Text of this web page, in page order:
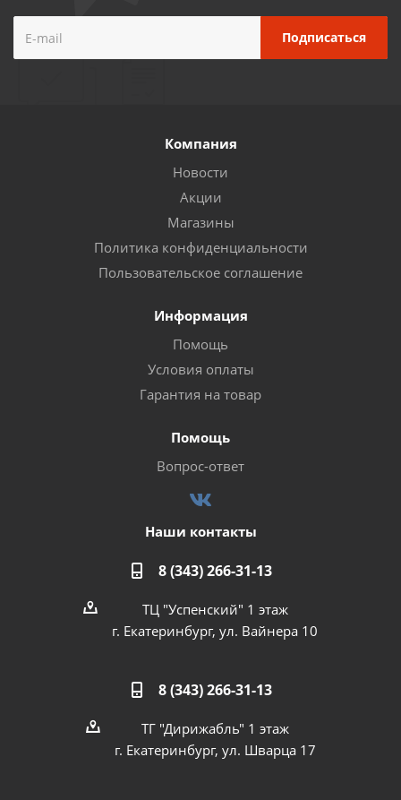
Компания
Новости
Акции
Магазины
Политика конфиденциальности
Пользовательское соглашение
Информация
Помощь
Условия оплаты
Гарантия на товар
Помощь
Вопрос-ответ
Наши контакты
8 (343) 266-31-13
ТЦ "Успенский" 1 этаж
г. Екатеринбург, ул. Вайнера 10
8 (343) 266-31-13
ТГ "Дирижабль" 1 этаж
г. Екатеринбург, ул. Шварца 17